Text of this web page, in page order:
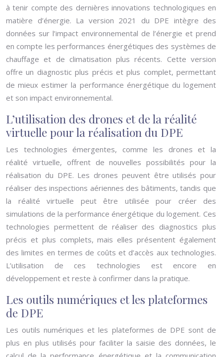
à tenir compte des dernières innovations technologiques en
matière d’énergie. La version 2021 du DPE intègre des
données sur l’impact environnemental de l’énergie et prend
en compte les performances énergétiques des systèmes de
chauffage et de climatisation plus récents. Cette version
offre un diagnostic plus précis et plus complet, permettant
de mieux estimer la performance énergétique du logement
et son impact environnemental.
L’utilisation des drones et de la réalité
virtuelle pour la réalisation du DPE
Les technologies émergentes, comme les drones et la
réalité virtuelle, offrent de nouvelles possibilités pour la
réalisation du DPE. Les drones peuvent être utilisés pour
réaliser des inspections aériennes des bâtiments, tandis que
la réalité virtuelle peut être utilisée pour créer des
simulations de la performance énergétique du logement. Ces
technologies permettent de réaliser des diagnostics plus
précis et plus complets, mais elles présentent également
des limites en termes de coûts et d’accès aux technologies.
L’utilisation de ces technologies est encore en
développement et reste à confirmer dans la pratique.
Les outils numériques et les plateformes
de DPE
Les outils numériques et les plateformes de DPE sont de
plus en plus utilisés pour faciliter la saisie des données, le